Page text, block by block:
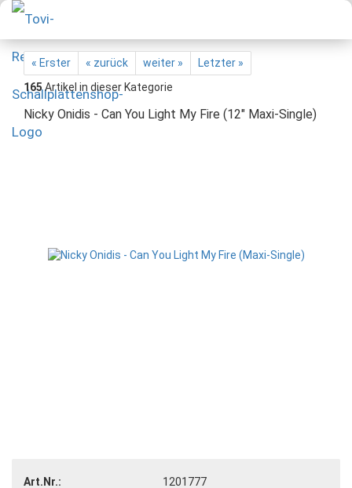
« Erster « zurück weiter »
Letzter »
165Artikel in dieser Kategorie
Nicky Onidis - Can You Light My Fire (12" Maxi-Single)
Art.Nr.:
1201777